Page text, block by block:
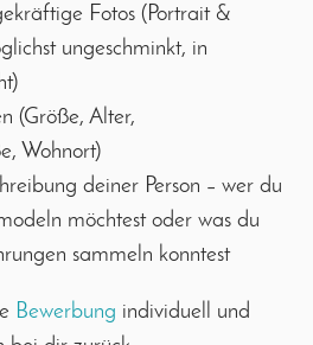
Fotos (Portrait &
ungeschminkt, in
(Größe, Alter,
Wohnort)
deiner Person – wer du
möchtest oder was du
sammeln konntest
Bewerbung individuell und